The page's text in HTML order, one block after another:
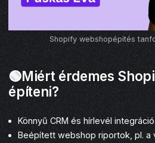
Shopify webshopépítés
🟢Miért érdemes
építeni?
Könnyű CRM és hírlevél
Beépített webshop riportok, pl. a